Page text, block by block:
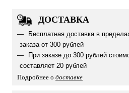
ДОСТАВКА
Бесплатная доставка в
заказа от 300 рублей
При заказе до 300 рублей
составляет 20 рублей
Подробнее о доставке